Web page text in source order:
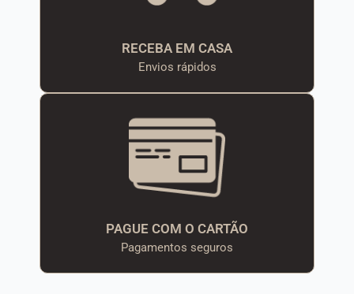
RECEBA EM CASA
Envios rápidos
PAGUE COM O CARTÃO
Pagamentos seguros